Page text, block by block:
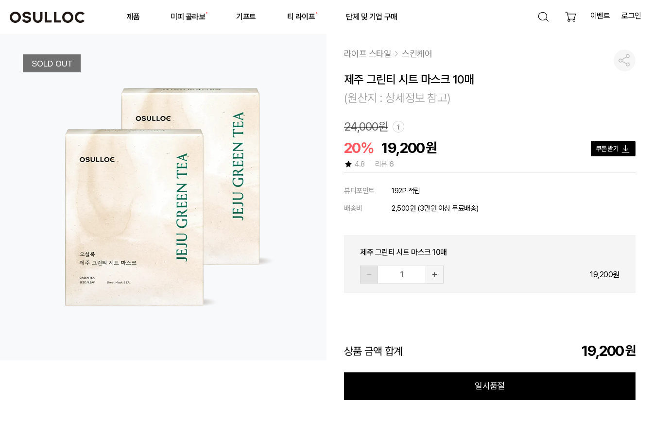
제품 미피 콜라보 기프트 티 라이프 단체 및 기업 구매 검색 열기
이벤트 로그인
인기 검색어 최근 검색어
최근 검색어가 없습니다.
SOLD OUT 공유하기
라이프 스타일 스킨케어
제주 그린티 시트 마스크 10매
(원산지 : 상세정보 참고)
24,000원
20% 19,200원 쿠폰 받기
4.8 리뷰 6
뷰티포인트
192P 적립
배송비
2,500원 (3만원 이상 무료배송)
제주 그린티 시트 마스크 10매
19,200원
상품 금액 합계 19,200원
일시품절